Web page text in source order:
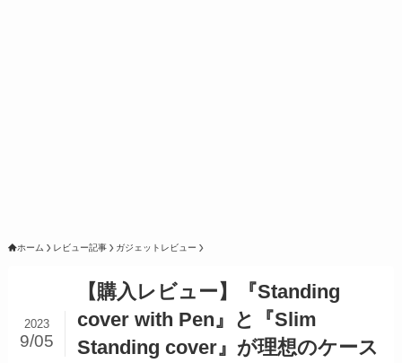
ホーム レビュー記事 ガジェットレビュー
【購入レビュー】『Standing
cover with Pen』と『Slim
Standing cover』が理想のケース
2023
9/05